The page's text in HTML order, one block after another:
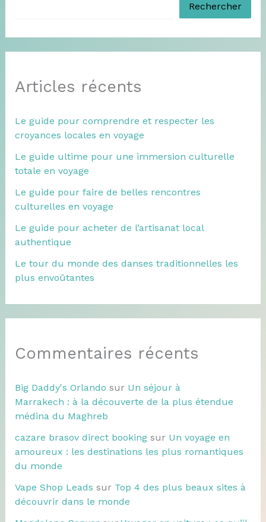
Rechercher
Articles récents
Le guide pour comprendre et respecter les
croyances locales en voyage
Le guide ultime pour une immersion culturelle
totale en voyage
Le guide pour faire de belles rencontres
culturelles en voyage
Le guide pour acheter de l’artisanat local
authentique
Le tour du monde des danses traditionnelles les
plus envoûtantes
Commentaires récents
Big Daddy's Orlando sur Un séjour à
Marrakech : à la découverte de la plus étendue
médina du Maghreb
cazare brasov direct bookingsur Un voyage en
amoureux : les destinations les plus romantiques
du monde
Vape Shop Leads sur Top 4 des plus beaux sites à
découvrir dans le monde